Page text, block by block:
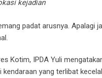
kejadian
padat arusnya.
Kotim, IPDA Yuli
yang terlibat